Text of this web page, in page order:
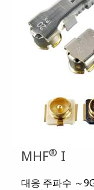
MHF® I
대응 주파수 ～